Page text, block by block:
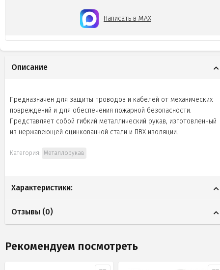
Написать в MAX
Описание
Предназначен для защиты проводов и кабелей от механических
повреждений и для обеспечения пожарной безопасности.
Представляет собой гибкий металлический рукав, изготовленный
из нержавеющей оцинкованной стали и ПВХ изоляции.
Категория: Металлорукав
Характеристики:
Отзывы (0)
Рекомендуем посмотреть